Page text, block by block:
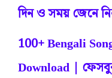
দিন ও সময় জেনে
100+ Bengali
Download |